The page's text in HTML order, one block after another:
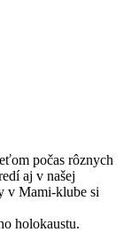
počas rôznych
aj v našej
v Mami-klube si
holokaustu.